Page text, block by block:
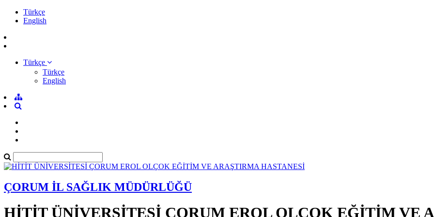
Türkçe
English
Türkçe
Türkçe
English
ÇORUM İL SAĞLIK MÜDÜRLÜĞÜ
HİTİT ÜNİVERSİTESİ ÇORUM EROL OLÇOK EĞİTİM VE